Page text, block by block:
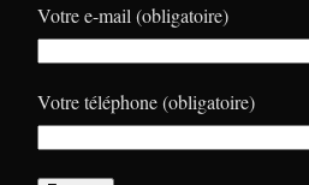
Votre e-mail (obligatoire)
Votre téléphone (obligatoire)